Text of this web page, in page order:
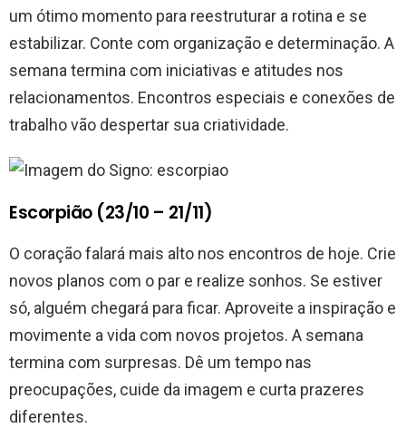
um ótimo momento para reestruturar a rotina e se
estabilizar. Conte com organização e determinação. A
semana termina com iniciativas e atitudes nos
relacionamentos. Encontros especiais e conexões de
trabalho vão despertar sua criatividade.
Escorpião (23/10 – 21/11)
O coração falará mais alto nos encontros de hoje. Crie
novos planos com o par e realize sonhos. Se estiver
só, alguém chegará para ficar. Aproveite a inspiração e
movimente a vida com novos projetos. A semana
termina com surpresas. Dê um tempo nas
preocupações, cuide da imagem e curta prazeres
diferentes.